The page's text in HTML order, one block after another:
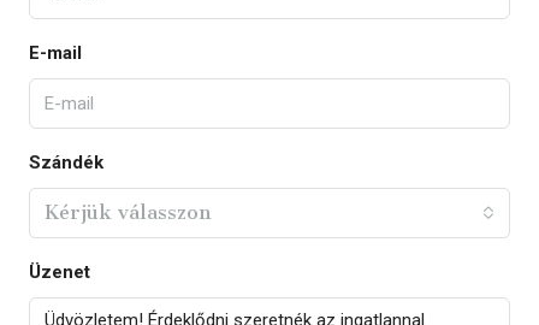
E-mail
Szándék
Kérjük válasszon
Üzenet